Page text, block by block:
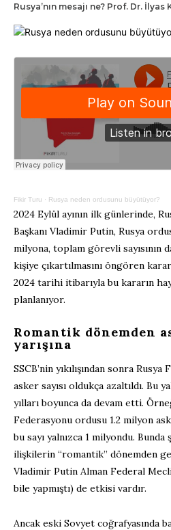
Rusya’nın mesajı ne? Prof. Dr.
Fikir Turu · Rusya neden ordusunu büyütüyor?
2024 Eylül ayının ilk günlerinde,
Başkanı Vladimir Putin, Rusya
milyona, toplam görevli sayısının
kişiye çıkartılmasını öngören
2024 tarihi itibarıyla bu kararın
planlanıyor.
Romantik dönemden
yarışına
SSCB’nin yıkılışından sonra
asker sayısı oldukça azaltıldı. Bu
yılları boyunca da devam etti.
Federasyonu ordusu 1.2 milyon
bu sayı yalnızca 1 milyondu.
ilişkilerin “romantik” dönemden
Vladimir Putin Alman Federal
bile yapmıştı) de etkisi vardır.
Ancak eski Sovyet coğrafyasında